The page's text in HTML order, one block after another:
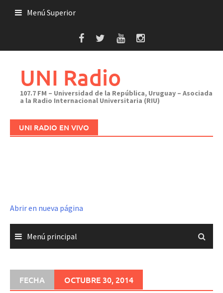
Menú Superior
UNI Radio
107.7 FM – Universidad de la República, Uruguay – Asociada
a la Radio Internacional Universitaria (RIU)
UNI RADIO EN VIVO
Abrir en nueva página
Menú principal
FECHA OCTUBRE 30, 2014